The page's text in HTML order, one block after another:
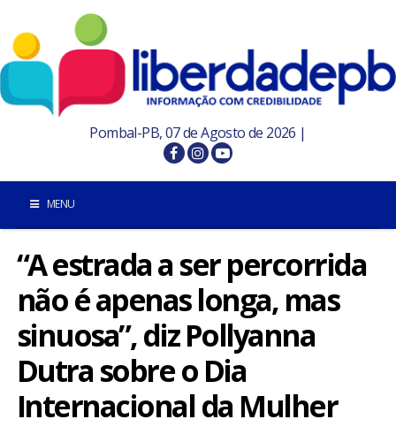
Pombal-PB, 07 de Agosto de 2026 |
MENU
INÍCIO
POMBAL E REGIÃO
BRASIL
“A estrada a ser percorrida
não é apenas longa, mas
sinuosa”, diz Pollyanna
Dutra sobre o Dia
Internacional da Mulher